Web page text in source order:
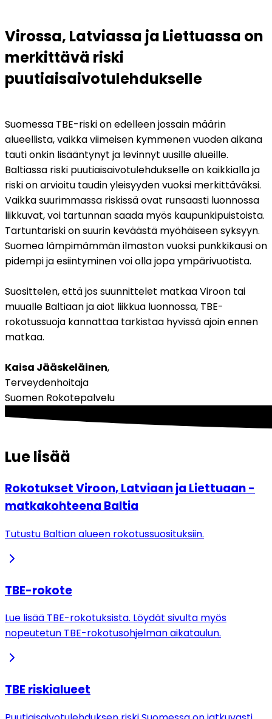
Virossa, Latviassa ja Liettuassa on
merkittävä riski
puutiaisaivotulehdukselle
Suomessa TBE-riski on edelleen jossain määrin
alueellista, vaikka viimeisen kymmenen vuoden aikana
tauti onkin lisääntynyt ja levinnyt uusille alueille.
Baltiassa riski puutiaisaivotulehdukselle on kaikkialla ja
riski on arvioitu taudin yleisyyden vuoksi merkittäväksi.
Vaikka suurimmassa riskissä ovat runsaasti luonnossa
liikkuvat, voi tartunnan saada myös kaupunkipuistoista.
Tartuntariski on suurin keväästä myöhäiseen syksyyn.
Suomea lämpimämmän ilmaston vuoksi punkkikausi on
pidempi ja esiintyminen voi olla jopa ympärivuotista.
Suosittelen, että jos suunnittelet matkaa Viroon tai
muualle Baltiaan ja aiot liikkua luonnossa, TBE-
rokotussuoja kannattaa tarkistaa hyvissä ajoin ennen
matkaa.
Kaisa Jääskeläinen,
Terveydenhoitaja
Suomen Rokotepalvelu
Lue lisää
Rokotukset Viroon, Latviaan ja Liettuaan -
matkakohteena Baltia
Tutustu Baltian alueen rokotussuosituksiin.
TBE-rokote
Lue lisää TBE-rokotuksista. Löydät sivulta myös
nopeutetun TBE-rokotusohjelman aikataulun.
TBE riskialueet